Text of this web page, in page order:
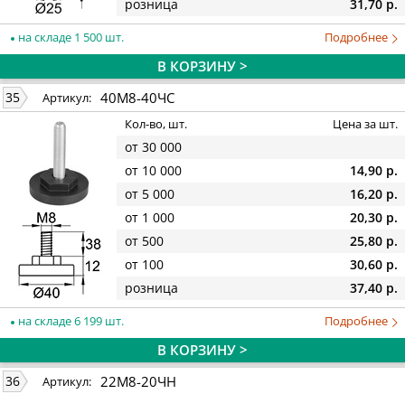
розница 31,70 р.
на складе 1 500 шт. Подробнее
В КОРЗИНУ >
35 Артикул: 40М8-40ЧС
Кол-во, шт. Цена за шт.
от 30 000
от 10 000
14,90 р.
от 5 000
16,20 р.
от 1 000
20,30 р.
от 500
25,80 р.
от 100
30,60 р.
розница
37,40 р.
на складе 6 199 шт. Подробнее
В КОРЗИНУ >
36 Артикул: 22М8-20ЧН